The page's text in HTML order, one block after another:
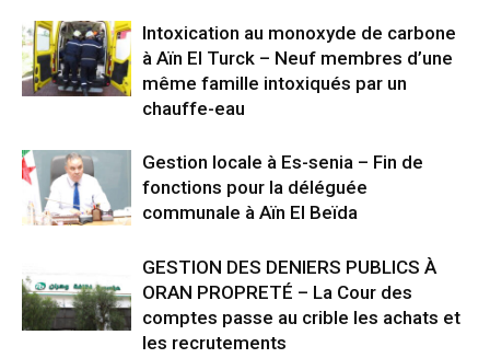
Intoxication au monoxyde de carbone
à Aïn El Turck – Neuf membres d’une
même famille intoxiqués par un
chauffe-eau
Gestion locale à Es-senia – Fin de
fonctions pour la déléguée
communale à Aïn El Beïda
GESTION DES DENIERS PUBLICS À
ORAN PROPRETÉ – La Cour des
comptes passe au crible les achats et
les recrutements